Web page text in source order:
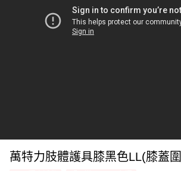
萬特力肢體護具膝黑色LL(膝蓋